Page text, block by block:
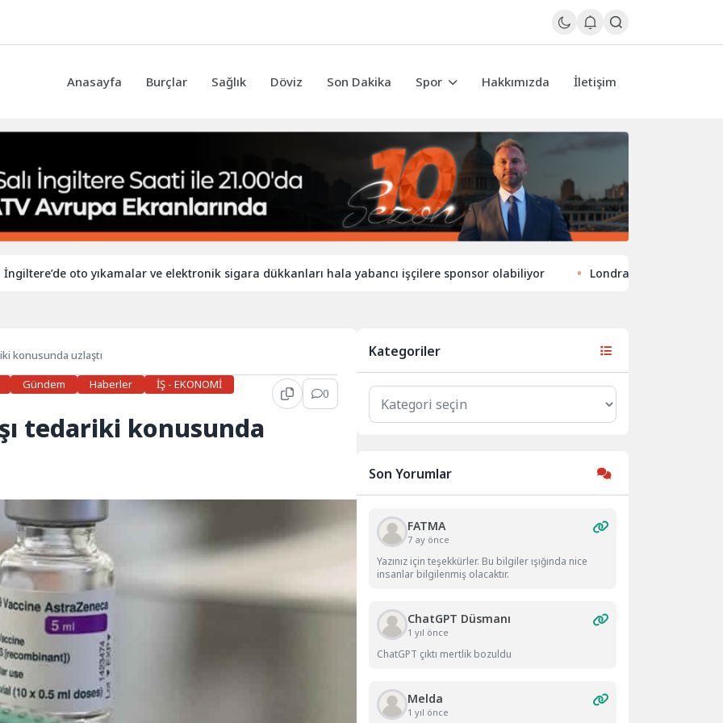
Anasayfa Burçlar Sağlık Döviz Son Dakika Spor Hakkımızda İletişim
oto yıkamalar ve elektronik sigara dükkanları hala yabancı işçilere sponsor olabiliyor Londra’nın eğlence
konusunda uzlaştı
Gündem Haberler
İŞ - EKONOMİ
0
tedariki konusunda
Kategoriler
Kategoriler
Son Yorumlar
FATMA
7 ay önce
Yazınız için teşekkürler. Bu bilgiler ışığında nice
insanlar bilgilenmiş olacaktır.
ChatGPT Düsmanı
1 yıl önce
ChatGPT çıktı mertlik bozuldu
Melda
1 yıl önce